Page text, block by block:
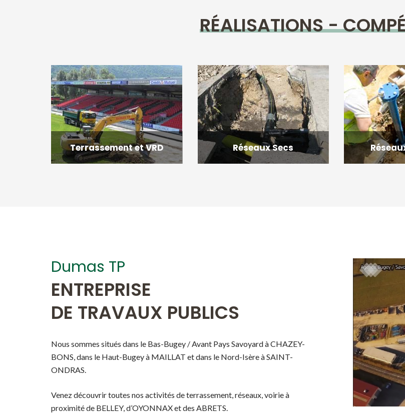
RÉALISATIONS -
Terrassement et VRD Réseaux Secs
Dumas TP
ENTREPRISE
DE TRAVAUX PUBLICS
Nous sommes situés dans le Bas-Bugey / Avant Pays Savoyard à CHAZEY-
BONS, dans le Haut-Bugey à MAILLAT et dans le Nord-Isère à SAINT-
ONDRAS.
Venez découvrir toutes nos activités de terrassement, réseaux, voirie à
proximité de BELLEY, d’OYONNAX et des ABRETS.